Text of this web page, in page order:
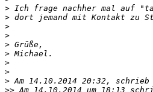
>
>
>
>
>
>
>
>
>
>>